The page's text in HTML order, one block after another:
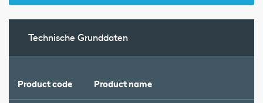
Technische Grunddaten
Product code Product name